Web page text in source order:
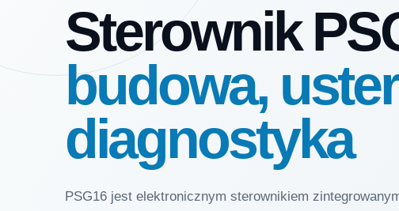
Sterownik
budowa,
diagnostyka
PSG16 jest elektronicznym sterownikiem